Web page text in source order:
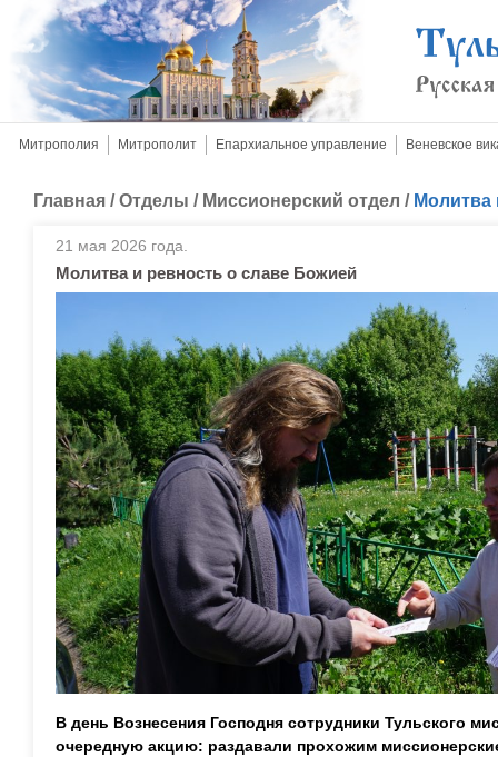
Митрополия Митрополит Епархиальное управление Веневское
Главная /Отделы / Миссионерский отдел / Молитва
21 мая 2026 года.
Молитва и ревность о славе Божией
В день Вознесения Господня сотрудники Тульского
очередную акцию: раздавали прохожим